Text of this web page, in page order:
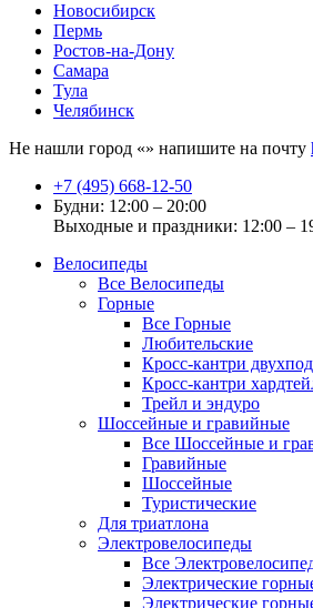
Новосибирск
Пермь
Ростов-на-Дону
Самара
Тула
Челябинск
Не нашли город «» напишите на почту
+7 (495) 668-12-50
Будни: 12:00 – 20:00
Выходные и праздники: 12:00 –
Велосипеды
Все Велосипеды
Горные
Все Горные
Любительские
Кросс-кантри
Кросс-кантри
Трейл и эндуро
Шоссейные и гравийные
Все Шоссейные и
Гравийные
Шоссейные
Туристические
Для триатлона
Электровелосипеды
Все
Электрические
Электрические